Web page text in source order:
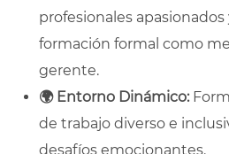
profesionales
formación formal como
gerente.
🌍 Entorno Dinámico:
de trabajo diverso e
desafíos emocionantes.